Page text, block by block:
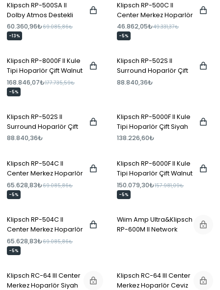
Klipsch RP-500SA II
Dolby Atmos Destekli
Surround Hoparlör
Siyah
60.360,96₺69.085,86₺
-13%
Klipsch RP-500C II
Center Merkez Hoparlör
Ceviz
46.862,05₺49.331,37₺
-5%
Klipsch RP-8000F II Kule
Tipi Hoparlör Çift Walnut
168.846,07₺177.735,59₺
-5%
Klipsch RP-502S II
Surround Hoparlör Çift
Walnut
88.840,36₺
Klipsch RP-502S II
Surround Hoparlör Çift
Siyah
88.840,36₺
Klipsch RP-5000F II Kule
Tipi Hoparlör Çift Siyah
138.226,60₺
Klipsch RP-504C II
Center Merkez Hoparlör
Walnut
65.628,83₺69.085,86₺
-5%
Klipsch RP-6000F II Kule
Tipi Hoparlör Çift Walnut
150.079,30₺157.981,09₺
-5%
Klipsch RP-504C II
Center Merkez Hoparlör
Siyah
65.628,83₺69.085,86₺
-5%
Wiim Amp Ultra&Klipsch
RP-600M II Network
Klipsch RC-64 III Center
Merkez Hoparlör Siyah
Klipsch RC-64 III Center
Merkez Hoparlör Ceviz